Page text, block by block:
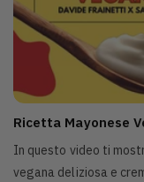
Ricetta Mayonese
In questo video ti
vegana deliziosa e